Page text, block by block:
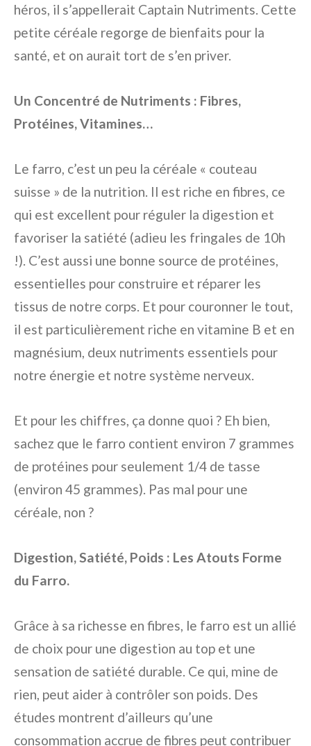
héros, il s’appellerait Captain Nutriments. Cette
petite céréale regorge de bienfaits pour la
santé, et on aurait tort de s’en priver.
Un Concentré de Nutriments : Fibres,
Protéines, Vitamines…
Le farro, c’est un peu la céréale « couteau
suisse » de la nutrition. Il est riche en fibres, ce
qui est excellent pour réguler la digestion et
favoriser la satiété (adieu les fringales de 10h
!). C’est aussi une bonne source de protéines,
essentielles pour construire et réparer les
tissus de notre corps. Et pour couronner le tout,
il est particulièrement riche en vitamine B et en
magnésium, deux nutriments essentiels pour
notre énergie et notre système nerveux.
Et pour les chiffres, ça donne quoi ? Eh bien,
sachez que le farro contient environ 7 grammes
de protéines pour seulement 1/4 de tasse
(environ 45 grammes). Pas mal pour une
céréale, non ?
Digestion, Satiété, Poids : Les Atouts Forme
du Farro.
Grâce à sa richesse en fibres, le farro est un allié
de choix pour une digestion au top et une
sensation de satiété durable. Ce qui, mine de
rien, peut aider à contrôler son poids. Des
études montrent d’ailleurs qu’une
consommation accrue de fibres peut contribuer